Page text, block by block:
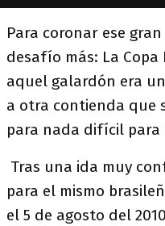
Para coronar ese
desafío más: La Copa
aquel galardón era
a otra contienda que
para nada difícil para
Tras una ida muy
para el mismo
el 5 de agosto del